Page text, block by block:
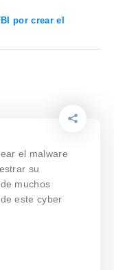
por crear el
el malware
su
muchos
este cyber